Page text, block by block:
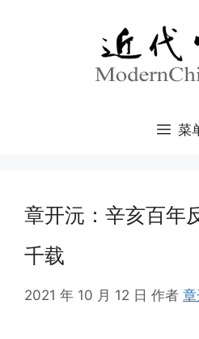
菜
章开沅：辛亥百年
千载
2021 年 10 月 12 日 作者